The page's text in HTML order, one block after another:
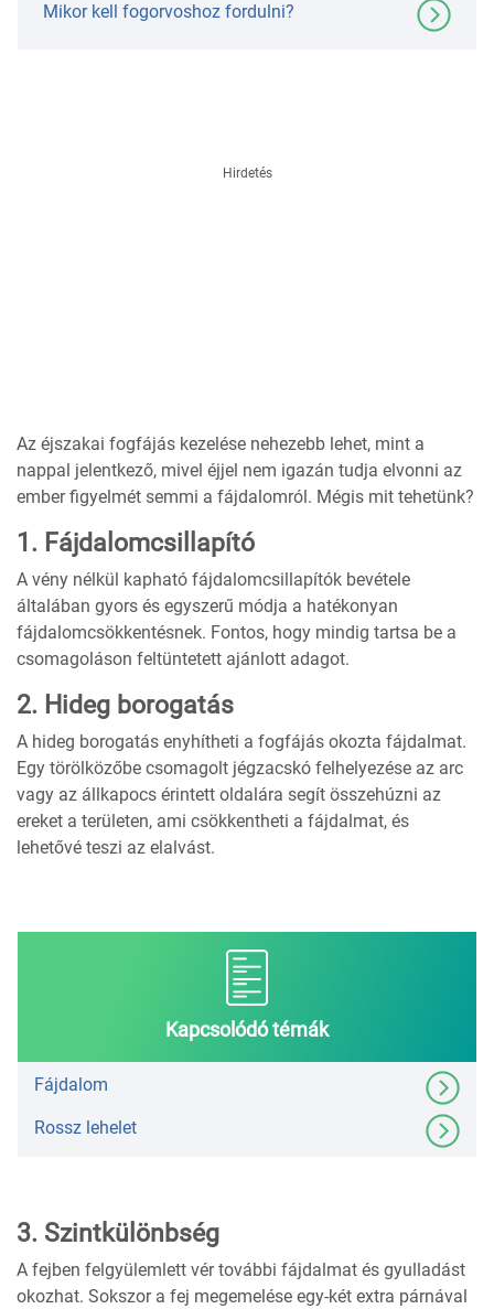
Mikor kell fogorvoshoz fordulni?
Hirdetés
Az éjszakai fogfájás kezelése nehezebb lehet, mint a
nappal jelentkező, mivel éjjel nem igazán tudja elvonni az
ember figyelmét semmi a fájdalomról. Mégis mit tehetünk?
1. Fájdalomcsillapító
A vény nélkül kapható fájdalomcsillapítók bevétele
általában gyors és egyszerű módja a hatékonyan
fájdalomcsökkentésnek. Fontos, hogy mindig tartsa be a
csomagoláson feltüntetett ajánlott adagot.
2. Hideg borogatás
A hideg borogatás enyhítheti a fogfájás okozta fájdalmat.
Egy törölközőbe csomagolt jégzacskó felhelyezése az arc
vagy az állkapocs érintett oldalára segít összehúzni az
ereket a területen, ami csökkentheti a fájdalmat, és
lehetővé teszi az elalvást.
Kapcsolódó témák
Fájdalom
Rossz lehelet
3. Szintkülönbség
A fejben felgyülemlett vér további fájdalmat és gyulladást
okozhat. Sokszor a fej megemelése egy-két extra párnával